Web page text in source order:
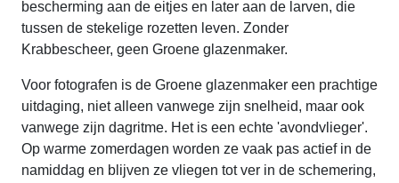
bescherming aan de eitjes en later aan de larven, die
tussen de stekelige rozetten leven. Zonder
Krabbescheer, geen Groene glazenmaker.
Voor fotografen is de Groene glazenmaker een prachtige
uitdaging, niet alleen vanwege zijn snelheid, maar ook
vanwege zijn dagritme. Het is een echte 'avondvlieger'.
Op warme zomerdagen worden ze vaak pas actief in de
namiddag en blijven ze vliegen tot ver in de schemering,